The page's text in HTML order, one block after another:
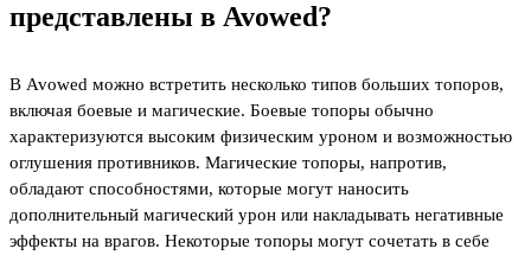
представлены в Avowed?
В Avowed можно встретить несколько типов больших топоров,
включая боевые и магические. Боевые топоры обычно
характеризуются высоким физическим уроном и возможностью
оглушения противников. Магические топоры, напротив,
обладают способностями, которые могут наносить
дополнительный магический урон или накладывать негативные
эффекты на врагов. Некоторые топоры могут сочетать в себе